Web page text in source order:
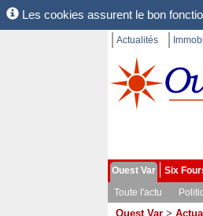
Les cookies assurent le bon
Actualités
Ouest Var Six
Toute l'actu
Ouest Var >